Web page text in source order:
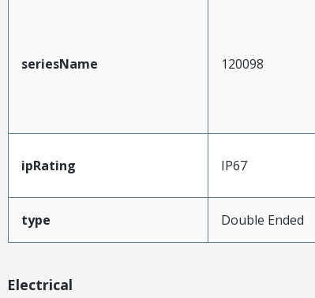
seriesName 120098
ipRating IP67
type Double Ended
Electrical